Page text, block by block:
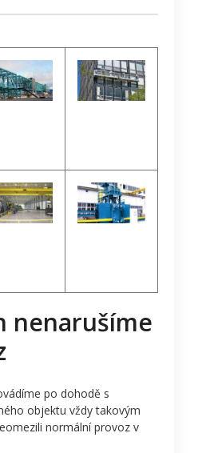
nenarušíme
po dohodě s
objektu vždy takovým
normální provoz v